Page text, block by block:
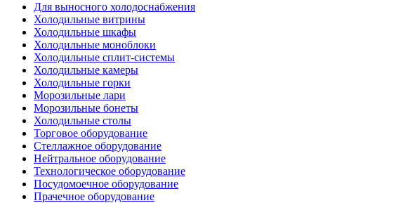
Для выносного холодоснабжения
Холодильные витрины
Холодильные шкафы
Холодильные моноблоки
Холодильные сплит-системы
Холодильные камеры
Холодильные горки
Морозильные лари
Морозильные бонеты
Холодильные столы
Торговое оборудование
Стеллажное оборудование
Нейтральное оборудование
Технологическое оборудование
Посудомоечное оборудование
Прачечное оборудование